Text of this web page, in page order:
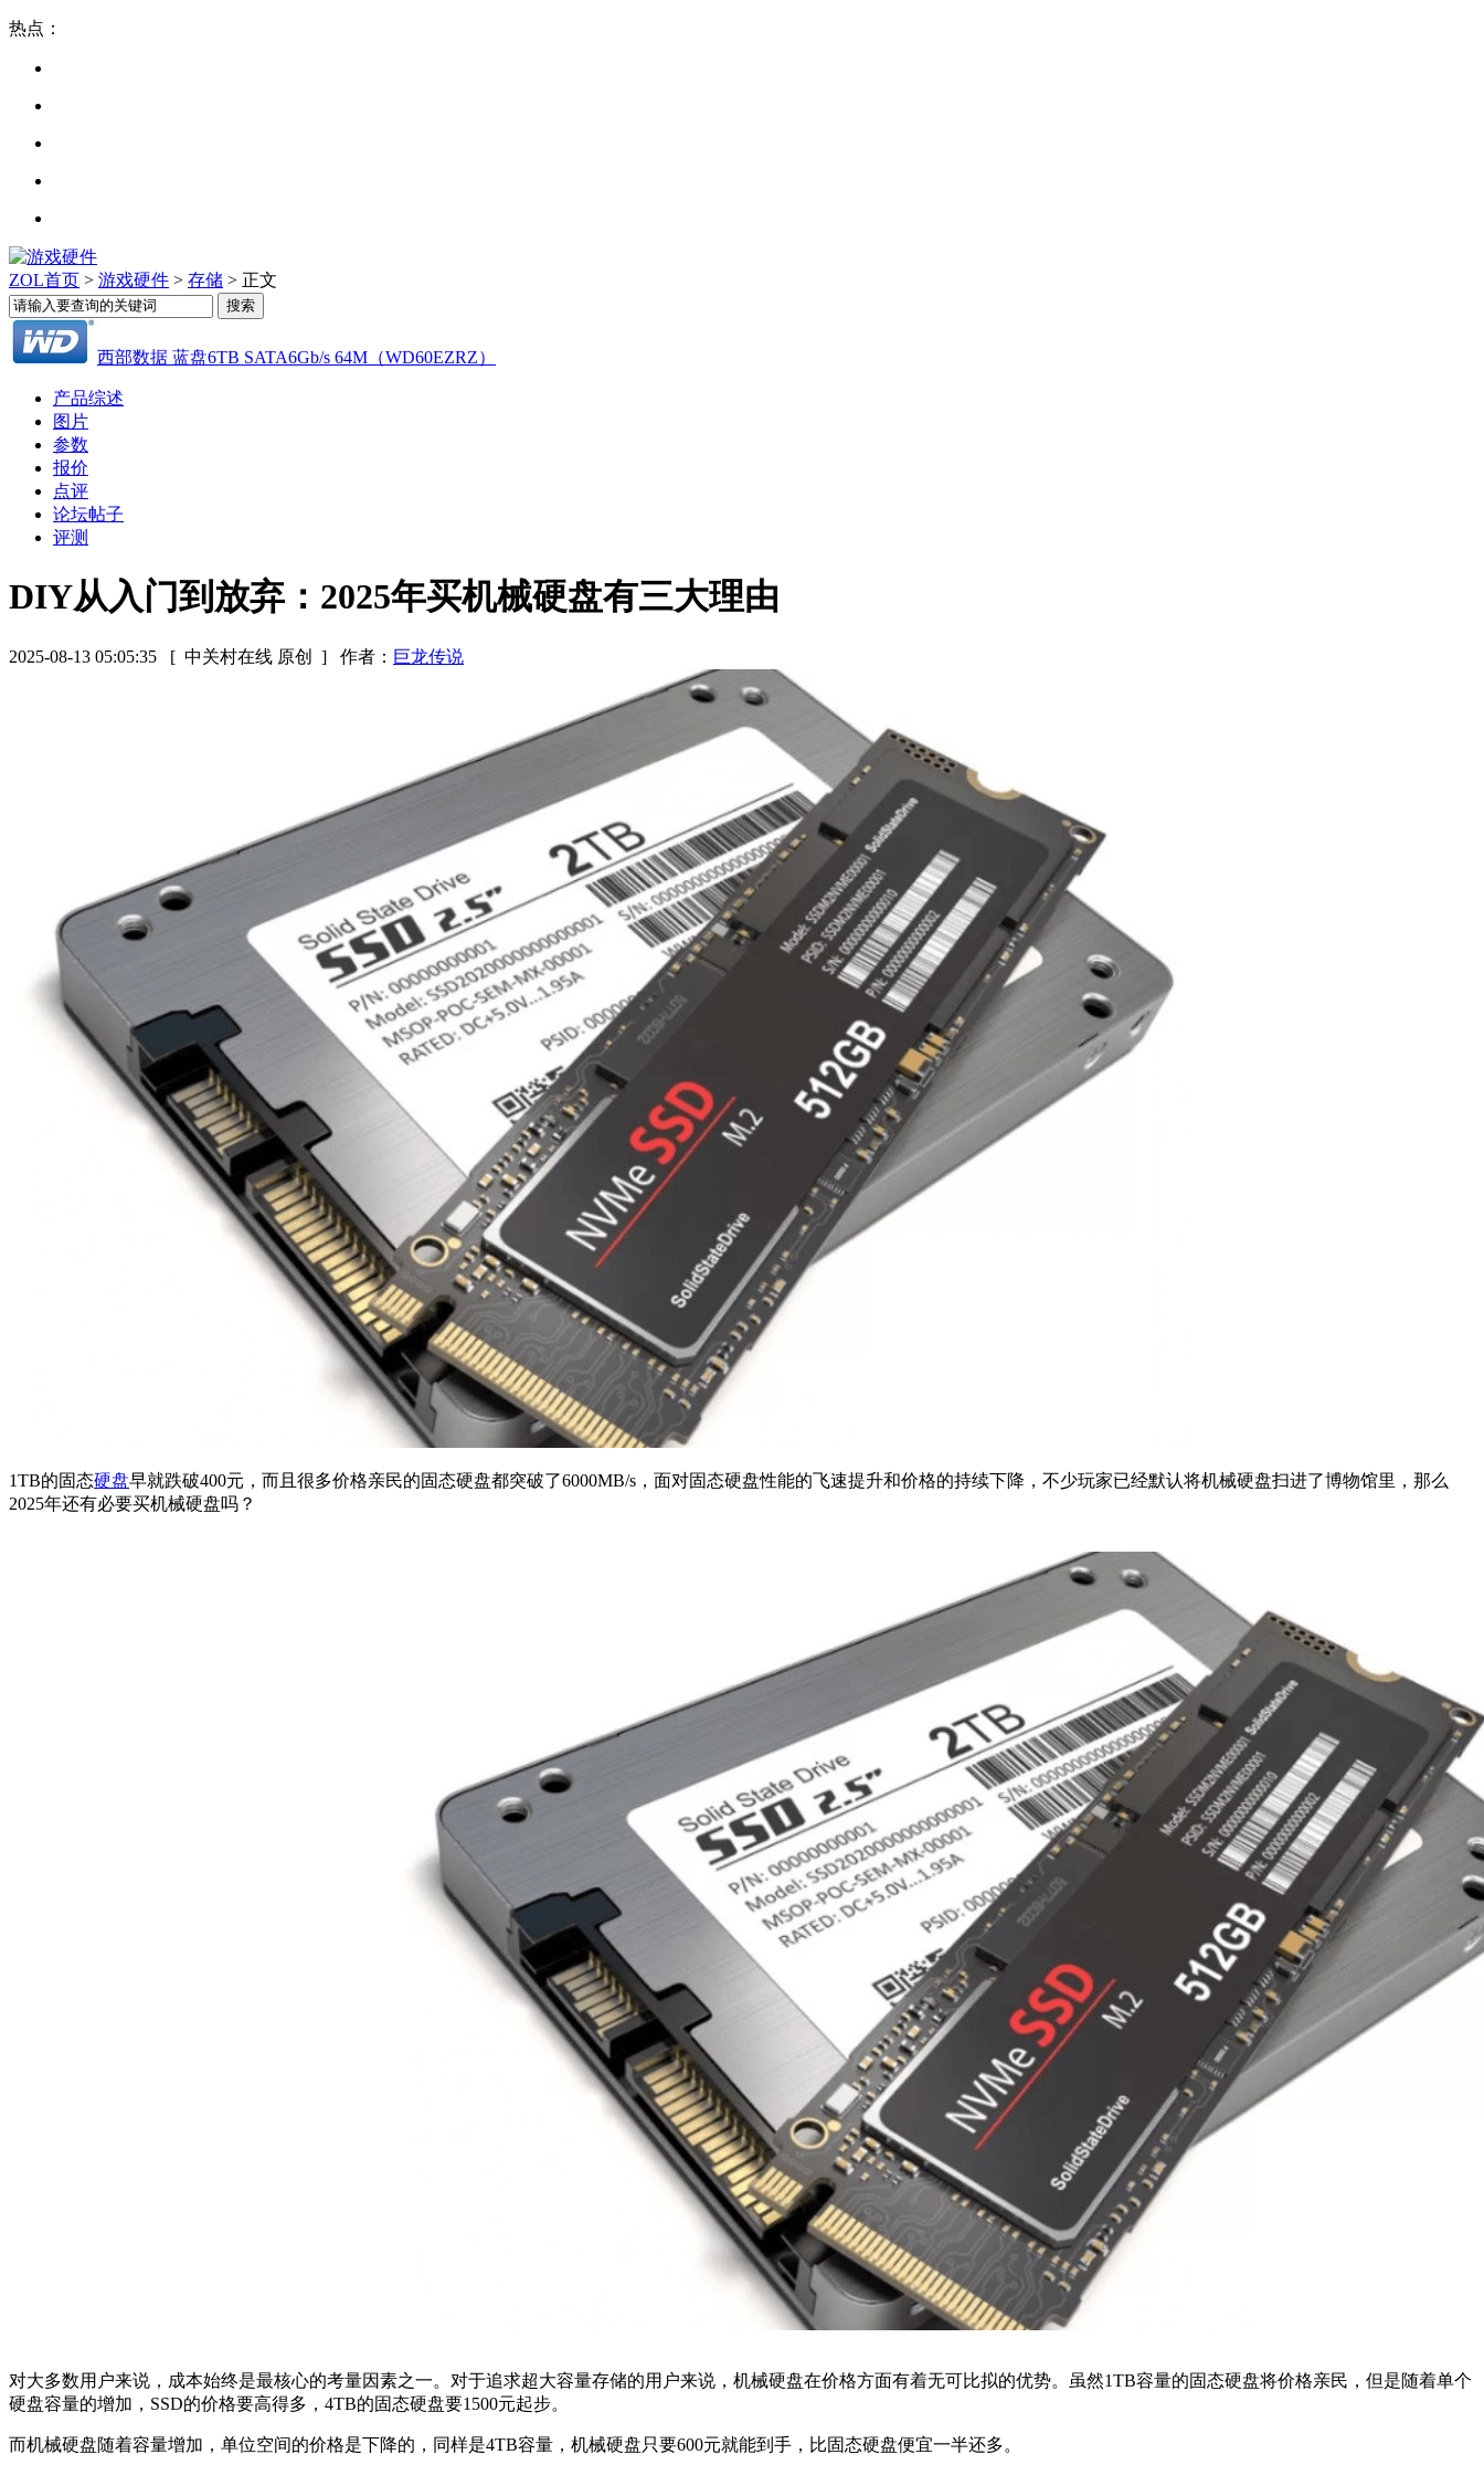
热点：
ZOL首页 > 游戏硬件 > 存储 > 正文
西部数据 蓝盘6TB SATA6Gb/s 64M（WD60EZRZ）
产品综述
图片
参数
报价
点评
论坛帖子
评测
DIY从入门到放弃：2025年买机械硬盘有三大理由
2025-08-13 05:05:35 [ 中关村在线 原创 ] 作者： 巨龙传说
1TB的固态硬盘早就跌破400元，而且很多价格亲民的固态硬盘都突破了6000MB/s，面对固态硬盘性能的飞速提升和价格的持续下降，不少玩家已经默认将机械硬盘扫进了博物馆里，那么
2025年还有必要买机械硬盘吗？
对大多数用户来说，成本始终是最核心的考量因素之一。对于追求超大容量存储的用户来说，机械硬盘在价格方面有着无可比拟的优势。虽然1TB容量的固态硬盘将价格亲民，但是随着单个
硬盘容量的增加，SSD的价格要高得多，4TB的固态硬盘要1500元起步。
而机械硬盘随着容量增加，单位空间的价格是下降的，同样是4TB容量，机械硬盘只要600元就能到手，比固态硬盘便宜一半还多。